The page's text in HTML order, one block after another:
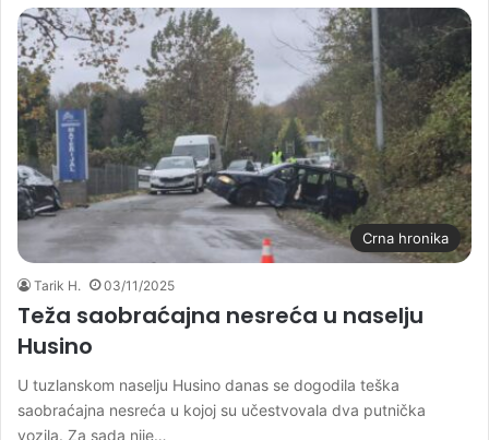
Crna hronika
Tarik H. 03/11/2025
Teža saobraćajna nesreća u naselju
Husino
U tuzlanskom naselju Husino danas se dogodila teška
saobraćajna nesreća u kojoj su učestvovala dva putnička
vozila. Za sada nije…